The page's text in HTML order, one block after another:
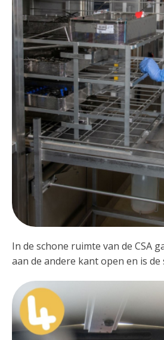
In de schone ruimte van de CSA
aan de andere kant open en is